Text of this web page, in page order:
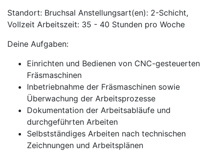
Standort: Bruchsal Anstellungsart(en): 2-Schicht,
Vollzeit Arbeitszeit: 35 - 40 Stunden pro Woche
Deine Aufgaben:
Einrichten und Bedienen von CNC-gesteuerten
Fräsmaschinen
Inbetriebnahme der Fräsmaschinen sowie
Überwachung der Arbeitsprozesse
Dokumentation der Arbeitsabläufe und
durchgeführten Arbeiten
Selbstständiges Arbeiten nach technischen
Zeichnungen und Arbeitsplänen